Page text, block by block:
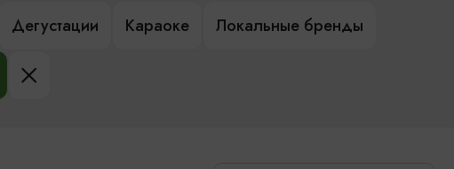
Дегустации Караоке Локальные бренды